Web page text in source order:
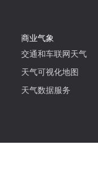
商业气象
交通和车联网天气
天气可视化地图
天气数据服务